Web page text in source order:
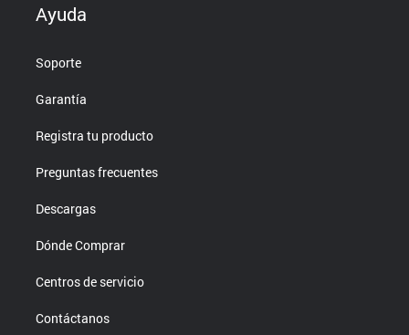
Ayuda
Soporte
Garantía
Registra tu producto
Preguntas frecuentes
Descargas
Dónde Comprar
Centros de servicio
Contáctanos